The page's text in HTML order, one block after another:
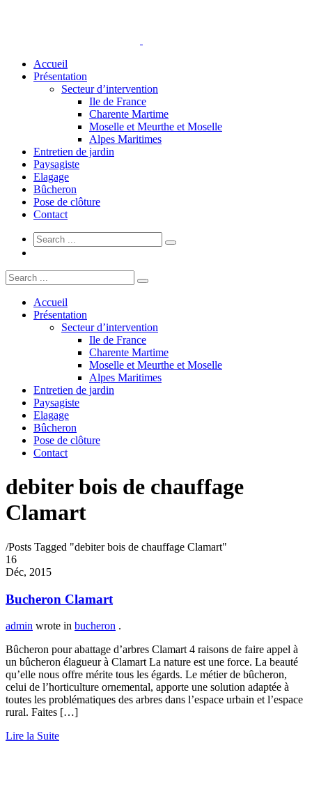
Accueil
Présentation
Secteur d’intervention
Ile de France
Charente Martime
Moselle et Meurthe et Moselle
Alpes Maritimes
Entretien de jardin
Paysagiste
Elagage
Bûcheron
Pose de clôture
Contact
Accueil
Présentation
Secteur d’intervention
Ile de France
Charente Martime
Moselle et Meurthe et Moselle
Alpes Maritimes
Entretien de jardin
Paysagiste
Elagage
Bûcheron
Pose de clôture
Contact
debiter bois de chauffage
Clamart
/Posts Tagged "debiter bois de chauffage Clamart"
16
Déc, 2015
Bucheron Clamart
admin wrote in bucheron .
Bûcheron pour abattage d’arbres Clamart 4 raisons de faire appel à
un bûcheron élagueur à Clamart La nature est une force. La beauté
qu’elle nous offre mérite tous les égards. Le métier de bûcheron,
celui de l’horticulture ornemental, apporte une solution adaptée à
toutes les problématiques des arbres dans l’espace urbain et l’espace
rural. Faites […]
Lire la Suite